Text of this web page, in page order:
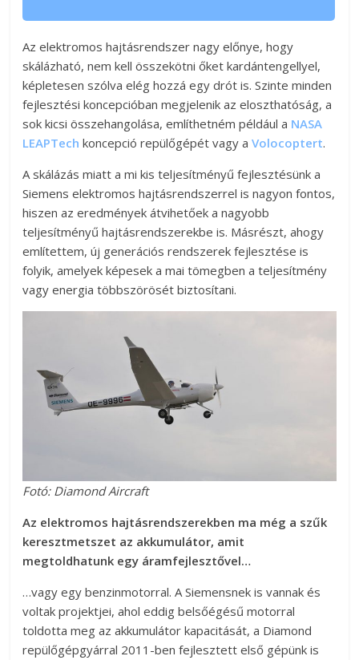
Az elektromos hajtásrendszer nagy előnye, hogy
skálázható, nem kell összekötni őket kardántengellyel,
képletesen szólva elég hozzá egy drót is. Szinte minden
fejlesztési koncepcióban megjelenik az eloszthatóság, a
sok kicsi összehangolása, említhetném például a NASA
LEAPTech koncepció repülőgépét vagy aVolocoptert.
A skálázás miatt a mi kis teljesítményű fejlesztésünk a
Siemens elektromos hajtásrendszerrel is nagyon fontos,
hiszen az eredmények átvihetőek a nagyobb
teljesítményű hajtásrendszerekbe is. Másrészt, ahogy
említettem, új generációs rendszerek fejlesztése is
folyik, amelyek képesek a mai tömegben a teljesítmény
vagy energia többszörösét biztosítani.
Fotó: Diamond Aircraft
Az elektromos hajtásrendszerekben ma még a szűk
keresztmetszet az akkumulátor, amit
megtoldhatunk egy áramfejlesztővel…
…vagy egy benzinmotorral. A Siemensnek is vannak és
voltak projektjei, ahol eddig belsőégésű motorral
toldotta meg az akkumulátor kapacitását, a Diamond
repülőgépgyárral 2011-ben fejlesztett első gépünk is